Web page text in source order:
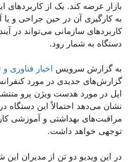
بازار عرضه کند. یک از
به کارگیری آن در حین جراحی و
کاربردهای سازمانی می‌تواند در
دستگاه به شمار رود.
به گزارش سرویس اخبار فناوری
گزارش‌های جدیدی در مورد
اپل در مورد هدست ویژن پرو
نشان می‌دهد احتمالاً این دستگاه در
مراقبت‌های بهداشتی و آموزشی
توجهی خواهد داشت.
در این ویدیو دو تن از مدیران